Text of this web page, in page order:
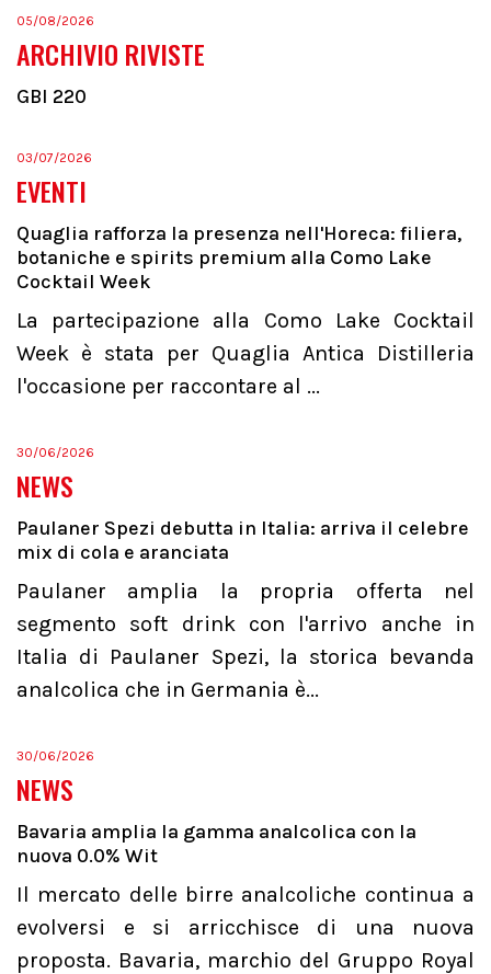
05/08/2026
ARCHIVIO RIVISTE
GBI 220
03/07/2026
EVENTI
Quaglia rafforza la presenza nell'Horeca: filiera,
botaniche e spirits premium alla Como Lake
Cocktail Week
La partecipazione alla Como Lake Cocktail
Week è stata per Quaglia Antica Distilleria
l'occasione per raccontare al ...
30/06/2026
NEWS
Paulaner Spezi debutta in Italia: arriva il celebre
mix di cola e aranciata
Paulaner amplia la propria offerta nel
segmento soft drink con l'arrivo anche in
Italia di Paulaner Spezi, la storica bevanda
analcolica che in Germania è...
30/06/2026
NEWS
Bavaria amplia la gamma analcolica con la
nuova 0.0% Wit
Il mercato delle birre analcoliche continua a
evolversi e si arricchisce di una nuova
proposta. Bavaria, marchio del Gruppo Royal